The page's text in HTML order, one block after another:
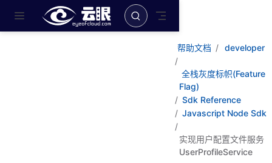
跳至主要內容
帮助文档 developer
全栈灰度标帜(Feature
Flag)
Sdk Reference
Javascript Node Sdk
实现用户配置文件服务
UserProfileService